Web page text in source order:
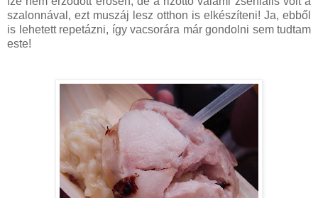
szalonnával, ezt muszáj lesz otthon is elkészíteni! Ja, ebből
is lehetett repetázni, így vacsorára már gondolni sem tudtam
este!